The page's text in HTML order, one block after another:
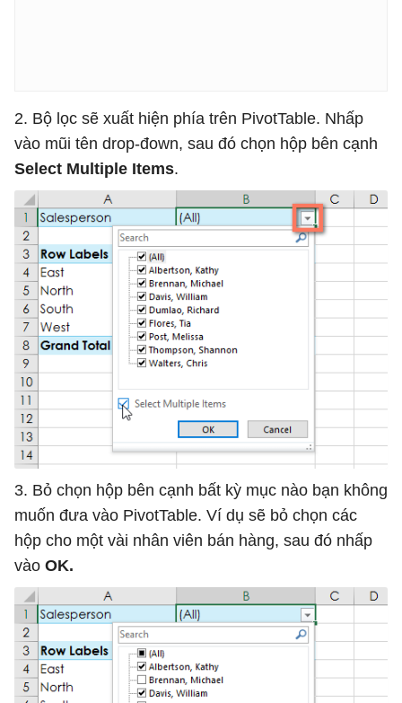
2. Bộ lọc sẽ xuất hiện phía trên PivotTable. Nhấp
vào mũi tên drop-đown, sau đó chọn hộp bên cạnh
Select Multiple Items.
3. Bỏ chọn hộp bên cạnh bất kỳ mục nào bạn không
muốn đưa vào PivotTable. Ví dụ sẽ bỏ chọn các
hộp cho một vài nhân viên bán hàng, sau đó nhấp
vào OK.